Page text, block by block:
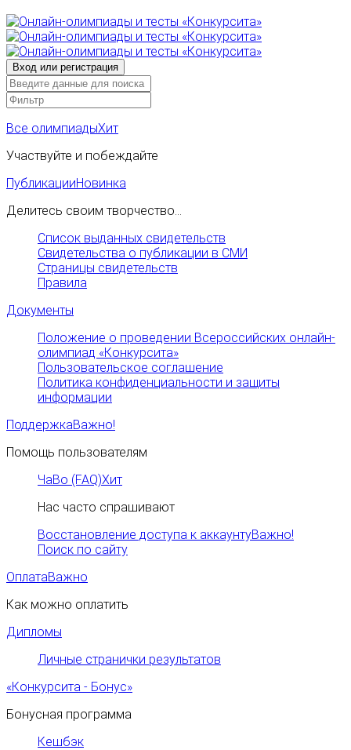
Все олимпиадыХит
Участвуйте и побеждайте
ПубликацииНовинка
Делитесь своим творчество...
Список выданных свидетельств
Свидетельства о публикации в СМИ
Страницы свидетельств
Правила
Документы
Положение о проведении Всероссийских онлайн-
олимпиад «Конкурсита»
Пользовательское соглашение
Политика конфиденциальности и защиты
информации
ПоддержкаВажно!
Помощь пользователям
ЧаВо (FAQ)Хит
Нас часто спрашивают
Восстановление доступа к аккаунтуВажно!
Поиск по сайту
ОплатаВажно
Как можно оплатить
Дипломы
Личные странички результатов
«Конкурсита - Бонус»
Бонусная программа
Кешбэк